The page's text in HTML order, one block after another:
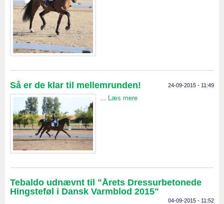
Så er de klar til mellemrunden! 24-09-2015 - 11:49
... Læs mere
Tebaldo udnævnt til "Årets Dressurbetonede
Hingsteføl i Dansk Varmblod 2015"
04-09-2015 - 11:52